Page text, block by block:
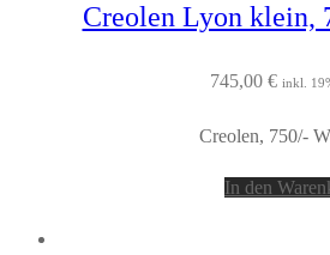
Creolen Lyon klein,
745,00 € inkl.
Creolen, 750/-
In den